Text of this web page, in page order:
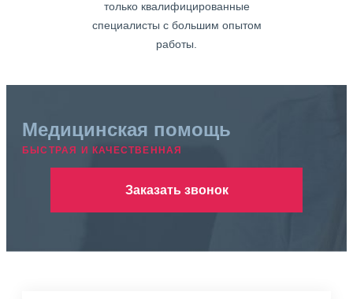
только квалифицированные
специалисты с большим опытом
работы.
Медицинская помощь
БЫСТРАЯ И КАЧЕСТВЕННАЯ
Заказать звонок